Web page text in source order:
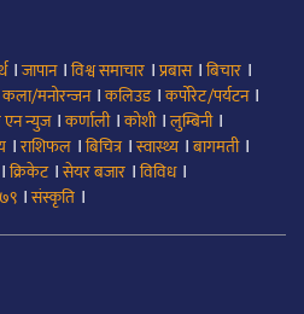
।जापान।विश्व समाचार ।प्रबास।बिचार ।
कला/मनोरन्जन।कलिउड।कर्पोरेट/पर्यटन।
न्युज।कर्णाली।कोशी।लुम्बिनी।
।राशिफल ।बिचित्र।स्वास्थ्य ।बागमती।
।क्रिकेट।सेयर बजार ।विविध।
।संस्कृति ।